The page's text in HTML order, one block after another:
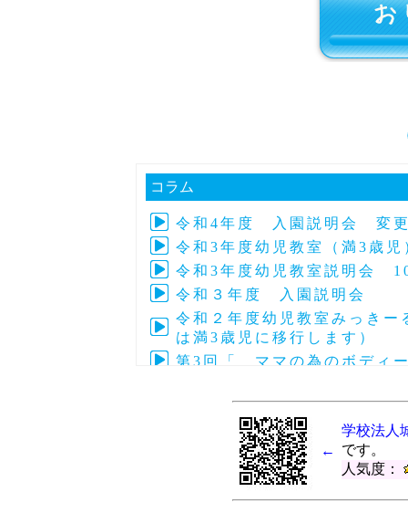
コラム
令和4年度 入園説明会 変更
令和3年度幼児教室（満3歳
令和3年度幼児教室説明会
令和３年度 入園説明会
令和２年度幼児教室みっき
は満3歳児に移行します）
第3回「 ママの為のボディ
令和元年度 第28回～33回
第5回ぴょぴょ３Ｂベビーマ
第3回地域交流「ポニーと
第4回ぴょぴょ３Ｂベビーマ
←
学校法人
です。
人気度：